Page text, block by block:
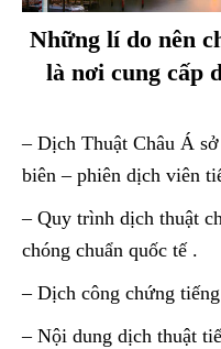
Những lí do nên
là nơi cung cấp
– Dịch Thuật Châu Á
biên – phiên dịch viên
– Quy trình dịch thuật
chóng chuẩn quốc tế .
– Dịch công chứng
– Nội dung dịch thuật